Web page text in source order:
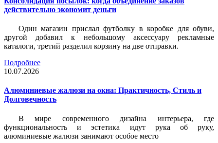
действительно экономит деньги
Один магазин прислал футболку в коробке для обуви,
другой добавил к небольшому аксессуару рекламные
каталоги, третий разделил корзину на две отправки.
Подробнее
10.07.2026
Алюминиевые жалюзи на окна: Практичность, Стиль и
Долговечность
В мире современного дизайна интерьера, где
функциональность и эстетика идут рука об руку,
алюминиевые жалюзи занимают особое место